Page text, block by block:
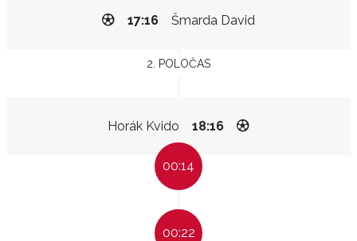
Šmarda David
17:16
2. POLOČAS
Horák Kvido 18:16
00:14
00:22